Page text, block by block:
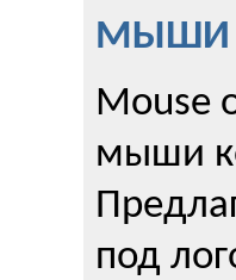
МЫШИ
Mouse
мыши
под